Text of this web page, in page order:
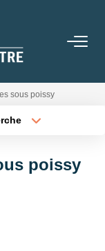
sous poissy
poissy